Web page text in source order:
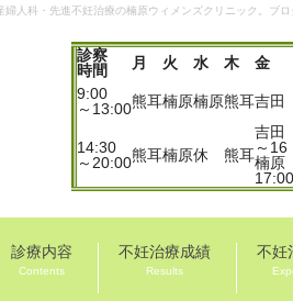
人科・先進不妊治療の楠原ウィメンズクリニック。ブロ
診察
時間
月 火 水 木 金
9:00
～13:00熊耳楠原楠原熊耳吉田
14:30
～20:00熊耳楠原休 熊耳
吉田
～16
楠原
診療内容
Contents
不妊治療成績
Results
不妊